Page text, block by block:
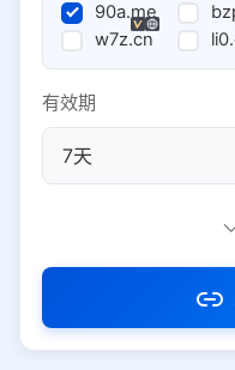
90a.me
w7z.cn
有效期
访问密码